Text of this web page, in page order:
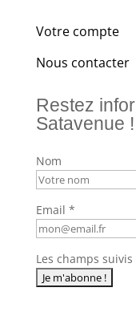
Votre compte
Nous contacter
Restez
Satavenue !
Nom
Email *
Les champs